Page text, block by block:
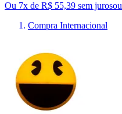
Ou 7x de R$ 55,39 sem jurosou
Compra Internacional